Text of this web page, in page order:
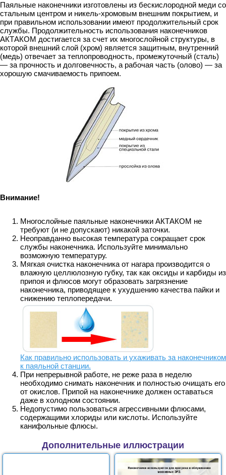
Паяльные наконечники изготовлены из бескислородной меди со
стальным центром и никель-хромовым внешним покрытием, и
при правильном использовании имеют продолжительный срок
службы. Продолжительность использования наконечников
АКТАКОМ достигается за счет их многослойной структуры, в
которой внешний слой (хром) является защитным, внутренний
(медь) отвечает за теплопроводность, промежуточный (сталь)
— за прочность и долговечность, а рабочая часть (олово) — за
хорошую смачиваемость припоем.
Внимание!
Многослойные паяльные наконечники АКТАКОМ не
требуют (и не допускают) никакой заточки.
Неоправданно высокая температура сокращает срок
службы наконечника. Используйте минимально
возможную температуру.
Мягкая очистка наконечника от нагара производится о
влажную целлюлозную губку, так как оксиды и карбиды из
припоя и флюсов могут образовать загрязнение
наконечника, приводящее к ухудшению качества пайки и
снижению теплопередачи.
Как правильно использовать и ухаживать за наконечником
к паяльной станции.
При непрерывной работе, не реже раза в неделю
необходимо снимать наконечник и полностью очищать его
от окислов. Припой на наконечнике должен оставаться
даже в холодном состоянии.
Недопустимо пользоваться агрессивными флюсами,
содержащими хлориды или кислоты. Используйте
канифольные флюсы.
Дополнительные иллюстрации